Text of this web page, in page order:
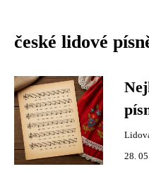
české lidové
28.